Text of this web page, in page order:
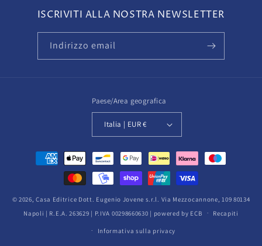
ISCRIVITI ALLA NOSTRA NEWSLETTER
Indirizzo email
Paese/Area geografica
Italia | EUR €
Metodi
pagamento
© 2026,Casa Editrice Dott. Eugenio Jovene s.r.l. Via Mezzocannone, 109 80134
Napoli | R.E.A. 263629 | P.IVA 00298660630 | powered by ECB
Recapiti
Informativa sulla privacy